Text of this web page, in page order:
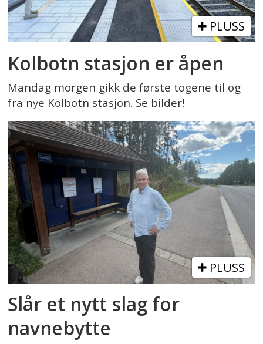
PLUSS
Kolbotn stasjon er åpen
Mandag morgen gikk de første togene til og
fra nye Kolbotn stasjon. Se bilder!
PLUSS
Slår et nytt slag for
navnebytte